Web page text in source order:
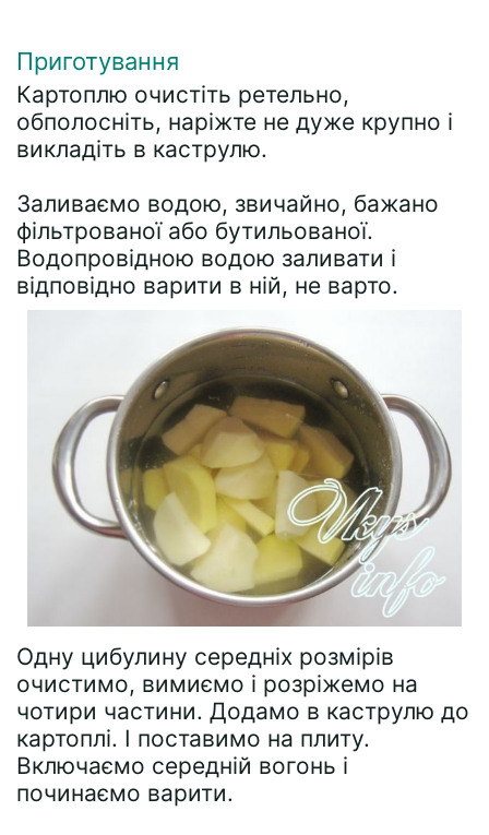
Приготування
Картоплю очистіть ретельно,
обполосніть, наріжте не дуже крупно і
викладіть в каструлю.
Заливаємо водою, звичайно, бажано
фільтрованої або бутильованої.
Водопровідною водою заливати і
відповідно варити в ній, не варто.
Одну цибулину середніх розмірів
очистимо, вимиємо і розріжемо на
чотири частини. Додамо в каструлю до
картоплі. І поставимо на плиту.
Включаємо середній вогонь і
починаємо варити.